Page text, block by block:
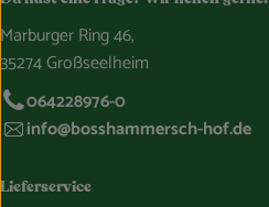
Marburger Ring 46,
35274 Großseelheim
064228976-0
info@bosshammersch-hof.de
Lieferservice